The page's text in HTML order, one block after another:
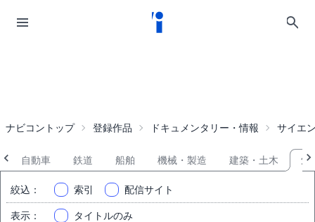
ナビコントップ 登録作品 ドキュメンタリー・情報 サイエ
自動車 鉄道 船舶 機械・製造 建築・土木 気
絞込 ： 索引 配信サイト
表示 ： タイトルのみ